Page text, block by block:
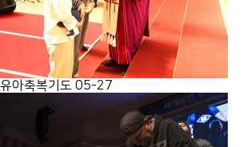
유아축복기도 05-27